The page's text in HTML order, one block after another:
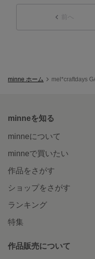
前へ
minne ホーム mel*craftdays
minneを知る
minneについて
minneで買いたい
作品をさがす
ショップをさがす
ランキング
特集
作品販売について